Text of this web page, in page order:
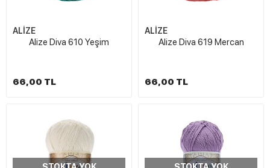
ALİZE
Alize Diva 610 Yeşim
66,00 TL
ALİZE
Alize Diva 619 Mercan
66,00 TL